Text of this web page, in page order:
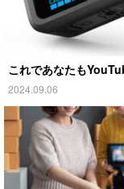
これであなたも
2024.09.06